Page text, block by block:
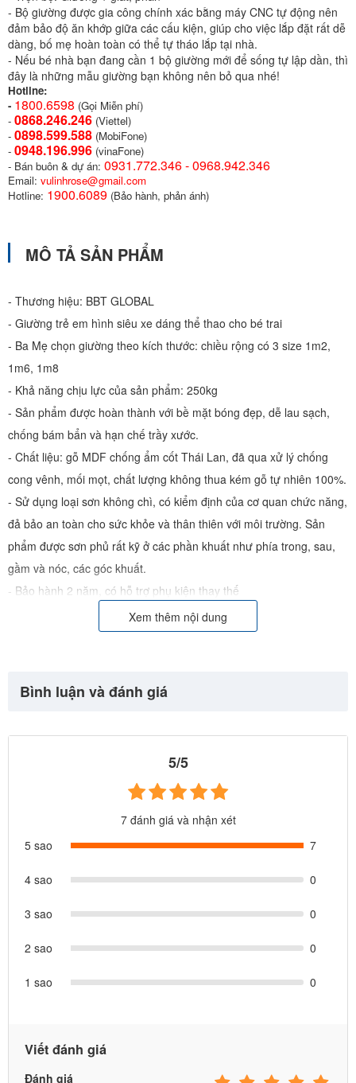
- Bộ giường được gia công chính xác bằng máy CNC tự động nên
đảm bảo độ ăn khớp giữa các cấu kiện, giúp cho việc lắp đặt rất dễ
dàng, bố mẹ hoàn toàn có thể tự tháo lắp tại nhà.
- Nếu bé nhà bạn đang cần 1 bộ giường mới để sống tự lập dần, thì
đây là những mẫu giường bạn không nên bỏ qua nhé!
Hotline:
- 1800.6598 (Gọi Miễn phí)
- 0868.246.246 (Viettel)
- 0898.599.588 (MobiFone)
- 0948.196.996 (vinaFone)
- Bán buôn & dự án: 0931.772.346 - 0968.942.346
Email: vulinhrose@gmail.com
Hotline: 1900.6089 (Bảo hành, phản ánh)
MÔ TẢ SẢN PHẨM
- Thương hiệu: BBT GLOBAL
- Giường trẻ em hình siêu xe dáng thể thao cho bé trai
- Ba Mẹ chọn giường theo kích thước: chiều rộng có 3 size 1m2,
1m6, 1m8
- Khả năng chịu lực của sản phẩm: 250kg
- Sản phẩm được hoàn thành với bề mặt bóng đẹp, dễ lau sạch,
chống bám bẩn và hạn chế trầy xước.
- Chất liệu: gỗ MDF chống ẩm cốt Thái Lan, đã qua xử lý chống
cong vênh, mối mọt, chất lượng không thua kém gỗ tự nhiên 100%.
- Sử dụng loại sơn không chì, có kiểm định của cơ quan chức năng,
đả bảo an toàn cho sức khỏe và thân thiên với môi trường. Sản
phẩm được sơn phủ rất kỹ ở các phần khuất như phía trong, sau,
gầm và nóc, các góc khuất.
- Bảo hành 2 năm, có hỗ trợ phụ kiện thay thế
- Trọn bộ: Giường + giát, phản
- Bộ giường được gia công chính xác bằng máy CNC tự động nên
- Nếu bé nhà bạn đang cần 1 bộ giường mới để sống tự lập dần, thì
Xem thêm nội dung
Bình luận và đánh giá
5/5
7 đánh giá và nhận xét
5 sao
7
4 sao 0
3 sao 0
2 sao 0
1 sao 0
Viết đánh giá
Đánh giá